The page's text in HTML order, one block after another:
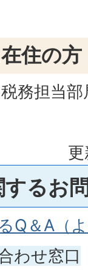
住の方
務担当
るお
Q＆A（
わせ窓口